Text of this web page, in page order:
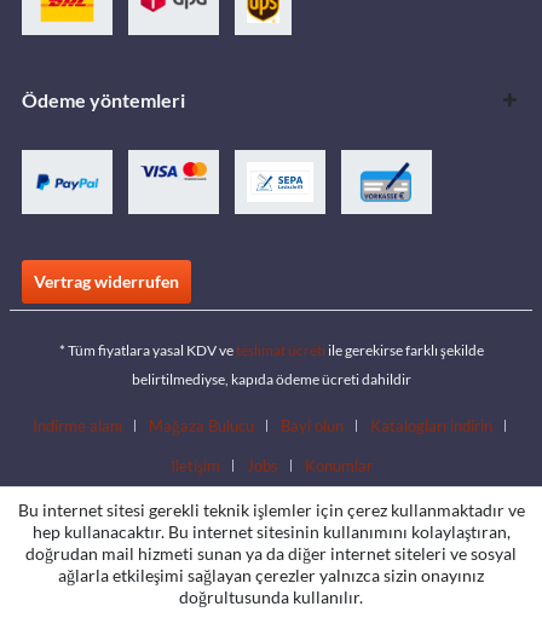
Ödeme yöntemleri
Vertrag widerrufen
* Tüm fiyatlara yasal KDV veteslimat ücreti ile gerekirse farklı şekilde
belirtilmediyse, kapıda ödeme ücreti dahildir
İndirme alanı Mağaza Bulucu Bayi olun Katalogları indirin
İletişim Jobs Konumlar
Bu internet sitesi gerekli teknik işlemler için çerez kullanmaktadır ve
hep kullanacaktır. Bu internet sitesinin kullanımını kolaylaştıran,
doğrudan mail hizmeti sunan ya da diğer internet siteleri ve sosyal
ağlarla etkileşimi sağlayan çerezler yalnızca sizin onayınız
doğrultusunda kullanılır.